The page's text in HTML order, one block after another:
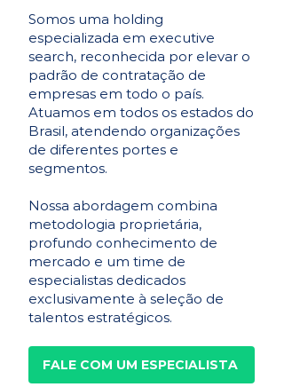
Somos uma holding
especializada em executive
search, reconhecida por elevar o
padrão de contratação de
empresas em todo o país.
Atuamos em todos os estados do
Brasil, atendendo organizações
de diferentes portes e
segmentos.
Nossa abordagem combina
metodologia proprietária,
profundo conhecimento de
mercado e um time de
especialistas dedicados
exclusivamente à seleção de
talentos estratégicos.
FALE COM UM ESPECIALISTA